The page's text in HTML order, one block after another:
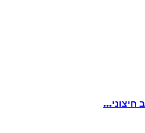
חיצוני...